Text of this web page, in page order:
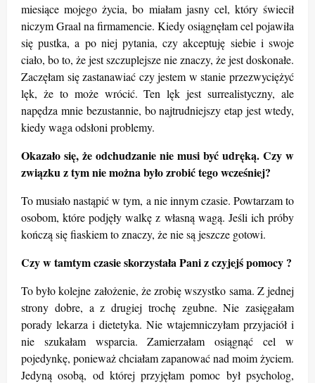
miesiące mojego życia, bo miałam jasny cel, który świecił
niczym Graal na firmamencie. Kiedy osiągnęłam cel pojawiła
się pustka, a po niej pytania, czy akceptuję siebie i swoje
ciało, bo to, że jest szczuplejsze nie znaczy, że jest doskonałe.
Zaczęłam się zastanawiać czy jestem w stanie przezwyciężyć
lęk, że to może wrócić. Ten lęk jest surrealistyczny, ale
napędza mnie bezustannie, bo najtrudniejszy etap jest wtedy,
kiedy waga odsłoni problemy.
Okazało się, że odchudzanie nie musi być udręką. Czy w
związku z tym nie można było zrobić tego wcześniej?
To musiało nastąpić w tym, a nie innym czasie. Powtarzam to
osobom, które podjęły walkę z własną wagą. Jeśli ich próby
kończą się fiaskiem to znaczy, że nie są jeszcze gotowi.
Czy w tamtym czasie skorzystała Pani z czyjejś pomocy ?
To było kolejne założenie, że zrobię wszystko sama. Z jednej
strony dobre, a z drugiej trochę zgubne. Nie zasięgałam
porady lekarza i dietetyka. Nie wtajemniczyłam przyjaciół i
nie szukałam wsparcia. Zamierzałam osiągnąć cel w
pojedynkę, ponieważ chciałam zapanować nad moim życiem.
Jedyną osobą, od której przyjęłam pomoc był psycholog,